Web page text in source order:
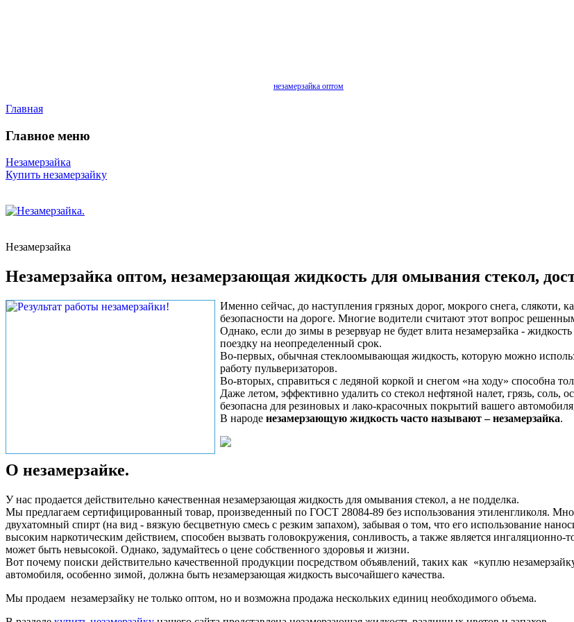
незамерзайка оптом
Главная
Главное меню
Незамерзайка
Купить незамерзайку
Незамерзайка
Незамерзайка оптом, незамерзающая жидкость для омывания стекол,
Именно сейчас, до наступления грязных дорог, мокрого снега, слякоти,
безопасности на дороге. Многие водители считают этот вопрос
Однако, если до зимы в резервуар не будет влита незамерзайка -
поездку на неопределенный срок.
Во-первых, обычная стеклоомывающая жидкость, которую можно
работу пульверизаторов.
Во-вторых, справиться с ледяной коркой и снегом «на ходу» способна
Даже летом, эффективно удалить со стекол нефтяной налет, грязь,
безопасна для резиновых и лако-красочных покрытий вашего
В народе незамерзающую жидкость часто называют – незамерзайка.
О незамерзайке.
У нас продается действительно качественная незамерзающая жидкость для омывания стекол, а не подделка.
Мы предлагаем сертифицированный товар, произведенный по ГОСТ 28084-89 без использования этиленгликоля.
двухатомный спирт (на вид - вязкую бесцветную смесь с резким запахом), забывая о том, что его использование
высоким наркотическим действием, способен вызвать головокружения, сонливость, а также является
может быть невысокой. Однако, задумайтесь о цене собственного здоровья и жизни.
Вот почему поиски действительно качественной продукции посредством объявлений, таких как «куплю
автомобиля, особенно зимой, должна быть незамерзающая жидкость высочайшего качества.
Мы продаем незамерзайку не только оптом, но и возможна продажа нескольких единиц необходимого объема.